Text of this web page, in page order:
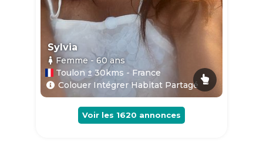
Sylvia
Femme - 60ans
Toulon ± 30kms - France
Colouer Intégrer Habitat Partagé
Voir les 1620 annonces